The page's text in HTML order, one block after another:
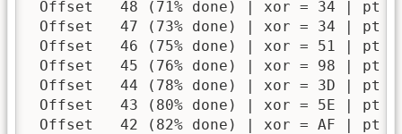
Offset   48 (71% done) | xor = 34 | pt
Offset   47 (73% done) | xor = 34 | pt
Offset   46 (75% done) | xor = 51 | pt
Offset   45 (76% done) | xor = 98 | pt
Offset   44 (78% done) | xor = 3D | pt
Offset   43 (80% done) | xor = 5E | pt
Offset   42 (82% done) | xor = AF | pt